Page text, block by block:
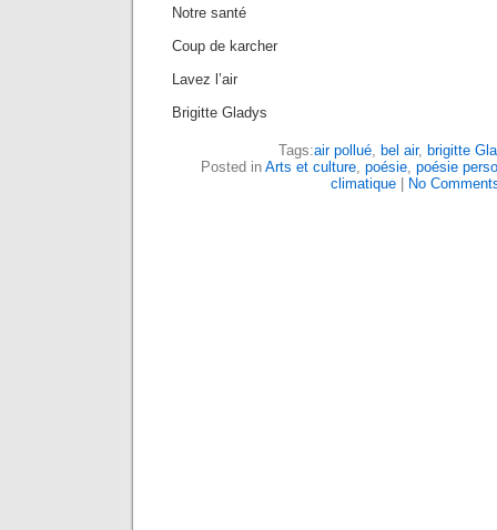
Notre santé
Coup de karcher
Lavez l’air
Brigitte Gladys
Tags:air pollué, bel air, brigitte
Posted in Arts et culture, poésie, poésie
climatique
No